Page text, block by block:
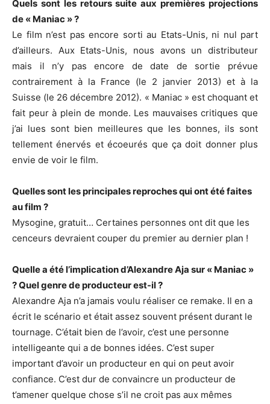
Quels sont les retours suite aux premières projections
de « Maniac » ?
Le film n’est pas encore sorti au Etats-Unis, ni nul part
d’ailleurs. Aux Etats-Unis, nous avons un distributeur
mais il n’y pas encore de date de sortie prévue
contrairement à la France (le 2 janvier 2013) et à la
Suisse (le 26 décembre 2012). « Maniac » est choquant et
fait peur à plein de monde. Les mauvaises critiques que
j’ai lues sont bien meilleures que les bonnes, ils sont
tellement énervés et écoeurés que ça doit donner plus
envie de voir le film.
Quelles sont les principales reproches qui ont été faites
au film ?
Mysogine, gratuit… Certaines personnes ont dit que les
cenceurs devraient couper du premier au dernier plan !
Quelle a été l’implication d’Alexandre Aja sur « Maniac »
? Quel genre de producteur est-il ?
Alexandre Aja n’a jamais voulu réaliser ce remake. Il en a
écrit le scénario et était assez souvent présent durant le
tournage. C’était bien de l’avoir, c’est une personne
intelligeante qui a de bonnes idées. C’est super
important d’avoir un producteur en qui on peut avoir
confiance. C’est dur de convaincre un producteur de
t’amener quelque chose s’il ne croit pas aux mêmes